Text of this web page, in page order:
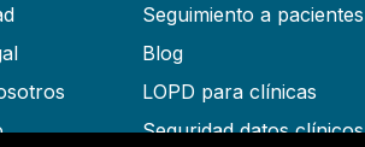
Seguimiento a pacientes
Blog
LOPD para clínicas
Seguridad datos clínicos